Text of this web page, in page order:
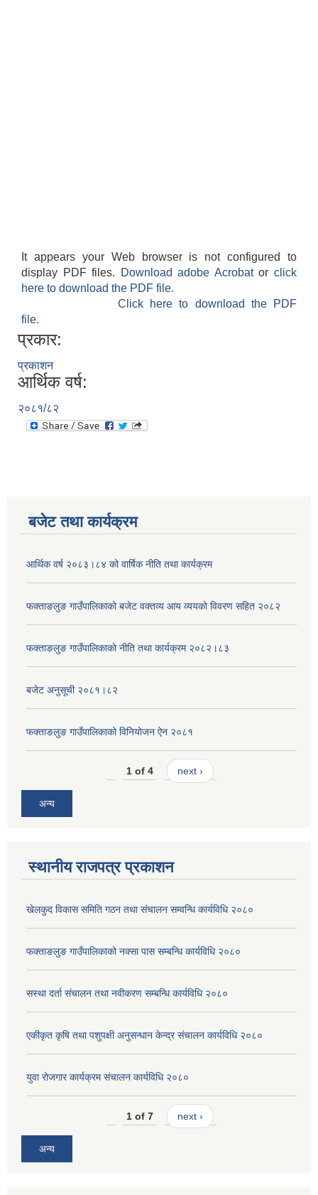
It appears your Web browser is not configured to
display PDF files.
Download adobe Acrobatorclick
here to download the PDF file.
Click here to download the PDF
file.
प्रकार:
प्रकाशन
आर्थिक वर्ष:
२०८१/८२
बजेट तथा कार्यक्रम
आर्थिक वर्ष २०८३।८४ को वार्षिक नीति तथा कार्यक्रम
फक्ताङलुङ गाउँपालिकाको बजेट वक्तव्य आय व्ययको विवरण सहित २०८२
फक्ताङलुङ गाउँपालिकाको नीति तथा कार्यक्रम २०८२।८३
बजेट अनुसूची २०८१।८२
फक्ताङलुङ गाउँपालिकाको विनियोजन ऐन २०८१
1 of 4 next ›
अन्य
स्थानीय राजपत्र प्रकाशन
खेलकुद विकास समिति गठन तथा संचालन सम्वन्धि कार्यविधि २०८०
फक्ताङलुङ गाउँपालिकाको नक्सा पास सम्बन्धि कार्यविधि २०८०
सस्था दर्ता संचालन तथा नवीकरण सम्बन्धि कार्यविधि २०८०
एकीकृत कृषि तथा पशुपक्षी अनुसन्धान केन्द्र संचालन कार्यविधि २०८०
युवा रोजगार कार्यक्रम संचालन कार्यविधि २०८०
1 of 7 next ›
अन्य